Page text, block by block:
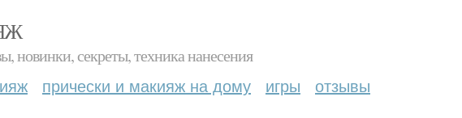
новинки, секреты, техника нанесения
прически и макияж на дому игры отзывы